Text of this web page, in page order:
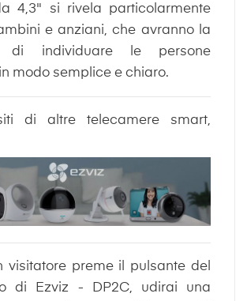
4,3" si rivela particolarmente
e anziani, che avranno la
di individuare le persone
modo semplice e chiaro.
di altre telecamere smart,
visitatore preme il pulsante del
di Ezviz - DP2C, udirai una